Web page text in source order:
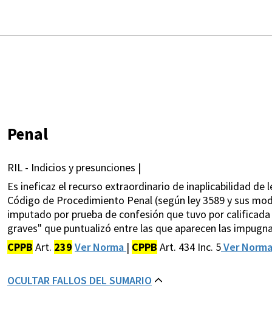
Penal
RIL - Indicios y presunciones |
Es ineficaz el recurso extraordinario de inaplicabilidad de
Código de Procedimiento Penal (según ley 3589 y sus
imputado por prueba de confesión que tuvo por
graves" que puntualizó entre las que aparecen las
CPPB Art. 239 Ver Norma | CPPB Art. 434 Inc. 5Ver
OCULTAR FALLOS DEL SUMARIO